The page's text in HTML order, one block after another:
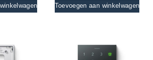
Toevoegen aan winkelwagen